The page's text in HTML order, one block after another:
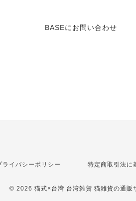
BASEにお問い合わせ
ライバシーポリシー 特定商取引法に
© 2026 猫式×台灣 台湾雑貨 猫雑貨の通販